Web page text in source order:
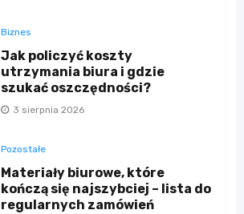
Biznes
Jak policzyć koszty
utrzymania biura i gdzie
szukać oszczędności?
3 sierpnia 2026
Pozostałe
Materiały biurowe, które
kończą się najszybciej – lista do
regularnych zamówień